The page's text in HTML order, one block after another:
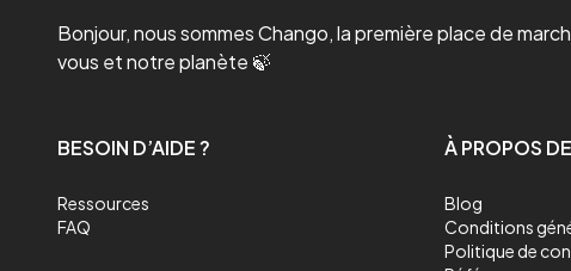
Bonjour, nous sommes Chango, la première place de
vous et notre planète 🍃
BESOIN D’AIDE ?
Ressources
FAQ
À PROPOS
Blog
Conditions
Politique de